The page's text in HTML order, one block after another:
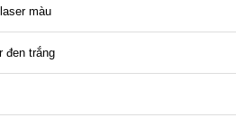
màu
đen trắng